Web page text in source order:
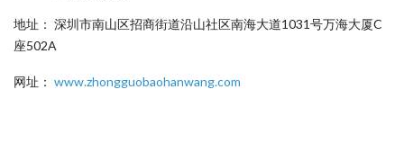
地址： 深圳市南山区招商街道沿山社区南海大道1031号万海大厦C
座502A
网址： www.zhongguobaohanwang.com